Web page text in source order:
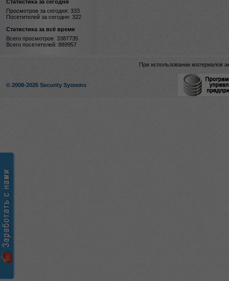
Статистика за сегодня
Просмотров за сегодня: 333
Посетителей за сегодня: 322
Статистика за всё время
Всего просмотров: 3387735
Всего посетителей: 889957
При использовании материалов
© 2008-2026 Security Systems